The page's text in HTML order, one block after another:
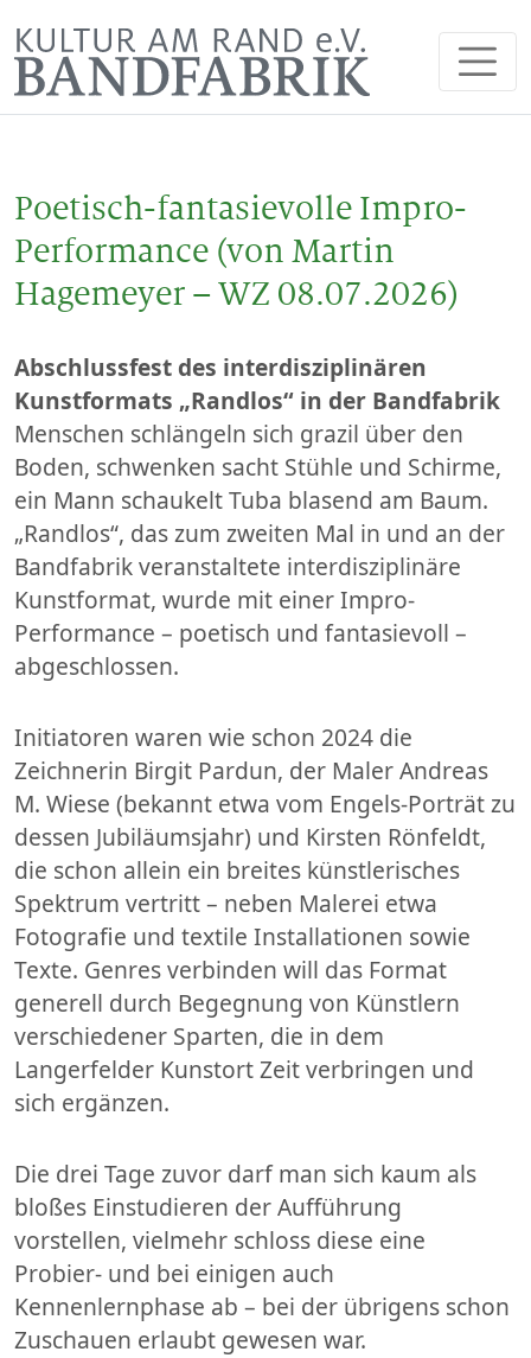
Poetisch-fantasievolle Impro-
Performance (von Martin
Hagemeyer – WZ 08.07.2026)
Abschlussfest des interdisziplinären
Kunstformats „Randlos“ in der Bandfabrik
Menschen schlängeln sich grazil über den
Boden, schwenken sacht Stühle und Schirme,
ein Mann schaukelt Tuba blasend am Baum.
„Randlos“, das zum zweiten Mal in und an der
Bandfabrik veranstaltete interdisziplinäre
Kunstformat, wurde mit einer Impro-
Performance – poetisch und fantasievoll –
abgeschlossen.
Initiatoren waren wie schon 2024 die
Zeichnerin Birgit Pardun, der Maler Andreas
M. Wiese (bekannt etwa vom Engels-Porträt zu
dessen Jubiläumsjahr) und Kirsten Rönfeldt,
die schon allein ein breites künstlerisches
Spektrum vertritt – neben Malerei etwa
Fotografie und textile Installationen sowie
Texte. Genres verbinden will das Format
generell durch Begegnung von Künstlern
verschiedener Sparten, die in dem
Langerfelder Kunstort Zeit verbringen und
sich ergänzen.
Die drei Tage zuvor darf man sich kaum als
bloßes Einstudieren der Aufführung
vorstellen, vielmehr schloss diese eine
Probier- und bei einigen auch
Kennenlernphase ab – bei der übrigens schon
Zuschauen erlaubt gewesen war.